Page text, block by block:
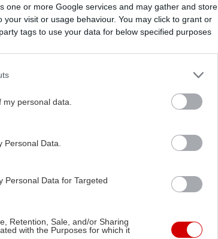
one or more Google services and may gather and store
visit or usage behaviour. You may click to grant or
tags to use your data for below specified purposes
personal data.
Data.
Personal Data for Targeted
Retention, Sale, and/or Sharing
with the Purposes for which it